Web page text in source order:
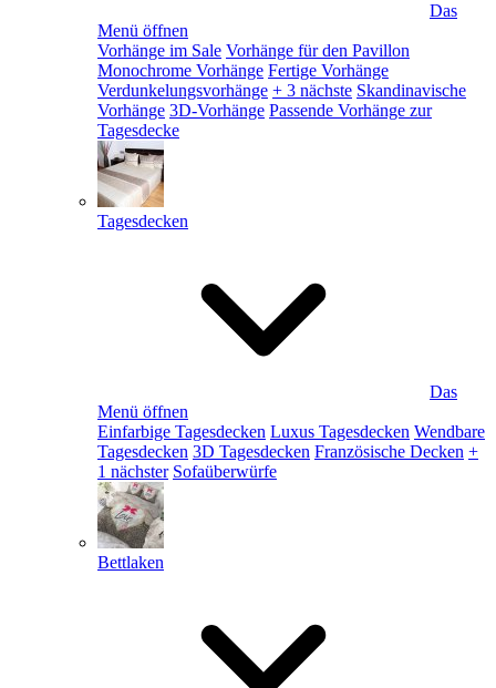
Das
Menü öffnen
Vorhänge im Sale Vorhänge für den Pavillon
Monochrome Vorhänge Fertige Vorhänge
Verdunkelungsvorhänge + 3 nächste Skandinavische
Vorhänge 3D-Vorhänge Passende Vorhänge zur
Tagesdecke
Tagesdecken
Das
Menü öffnen
Einfarbige Tagesdecken Luxus Tagesdecken Wendbare
Tagesdecken 3D Tagesdecken Französische Decken +
1 nächster Sofaüberwürfe
Bettlaken